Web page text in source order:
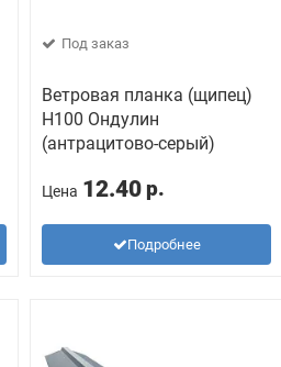
Под заказ
Ветровая планка (щипец)
H100 Ондулин
(антрацитово-серый)
Цена 12.40 р.
Подробнее